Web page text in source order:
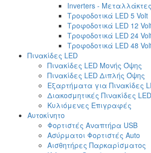
Inverters -
Τροφοδοτικά LED 5 Volt
Τροφοδοτικά LED 12
Τροφοδοτικά LED 24
Τροφοδοτικά LED 48
Πινακίδες LED
Πινακίδες LED Μονής Όψης
Πινακίδες LED Διπλής Όψης
Εξαρτήματα για Πινακίδες
Διακοσμητικές Πινακίδες LED
Κυλιόμενες Επιγραφές
Αυτοκίνητο
Φορτιστές Αναπτήρα USB
Ασύρματοι Φορτιστές Auto
Αισθητήρες Παρκαρίσματος